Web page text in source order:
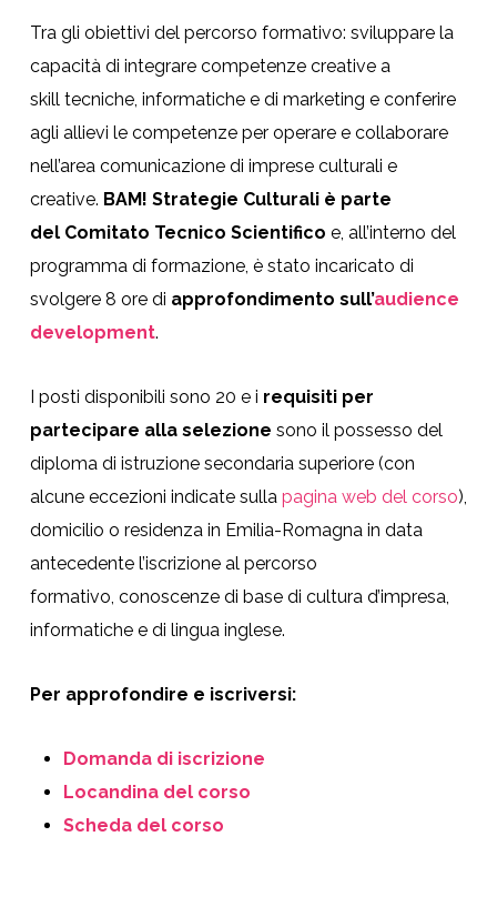
Tra gli obiettivi del percorso formativo: sviluppare la
capacità di integrare competenze creative a
skill tecniche, informatiche e di marketing e conferire
agli allievi le competenze per operare e collaborare
nell’area comunicazione di imprese culturali e
creative. BAM! Strategie Culturali è parte
del Comitato Tecnico Scientifico e, all’interno del
programma di formazione, è stato incaricato di
svolgere 8 ore di approfondimento sull’audience
development.
I posti disponibili sono 20 e i requisiti per
partecipare alla selezione sono il possesso del
diploma di istruzione secondaria superiore (con
alcune eccezioni indicate sulla pagina web del corso),
domicilio o residenza in Emilia-Romagna in data
antecedente l’iscrizione al percorso
formativo, conoscenze di base di cultura d’impresa,
informatiche e di lingua inglese.
Per approfondire e iscriversi:
Domanda di iscrizione
Locandina del corso
Scheda del corso